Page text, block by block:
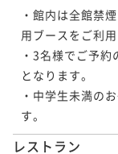
・館内は全館禁
用ブースをご利用
・3名様でご予
となります。
・中学生未満の
す。
レストラン